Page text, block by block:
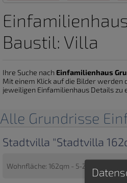
Baustil: Villa
Ihre Suche nach Einfamilienhaus
Mit einem Klick auf die Bilder
jeweiligen Einfamilienhaus Details zu
Alle Grundrisse
Stadtvilla "Stadtvilla
Wohnfläche: 162qm - 5-Zimmer -